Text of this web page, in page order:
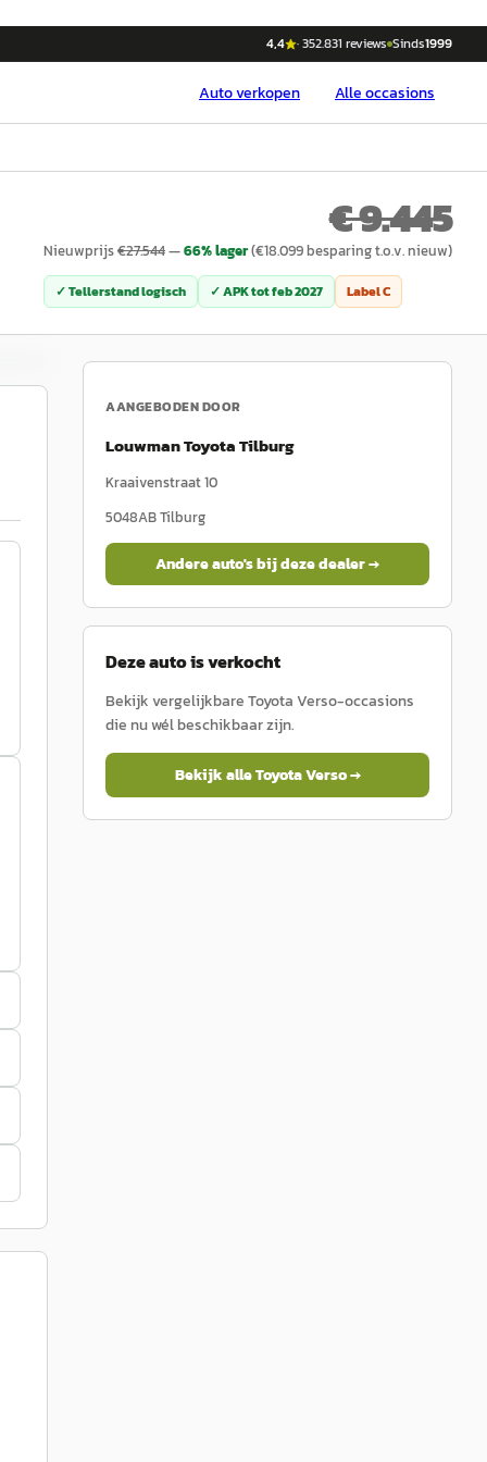
4,4 ·352.831 reviews Sinds1999
Autoverkopen Alle occasions
€ 9.445
Nieuwprijs€27.544—66% lager(€18.099besparing t.o.v. nieuw)
✓ Tellerstand logisch ✓ APK totfeb 2027 LabelC
AANGEBODEN DOOR
Louwman Toyota Tilburg
Kraaivenstraat 10
5048ABTilburg
Andere auto's bij deze dealer →
Deze auto is verkocht
Bekijk vergelijkbareToyotaVerso-occasions
die nu wél beschikbaar zijn.
Bekijk alleToyotaVerso→